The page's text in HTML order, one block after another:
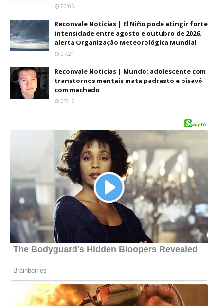
20:05
Reconvale Noticias | El Niño pode atingir forte
intensidade entre agosto e outubro de 2026,
alerta Organização Meteorológica Mundial
07:21
Reconvale Noticias | Mundo: adolescente com
transtornos mentais mata padrasto e bisavó
com machado
07:15